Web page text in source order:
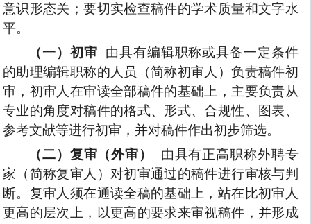
意识形态关；要切实检查稿件的学术质量和文字水
平。
（一）初审
由具有编辑职称或具备一定条件
的助理编辑职称的人员（简称初审人）负责稿件初
审，初审人在审读全部稿件的基础上，主要负责从
专业的角度对稿件的格式、形式、合规性、图表、
参考文献等进行初审，并对稿件作出初步筛选。
（二）复审（外审）
由具有正高职称外聘专
家（简称复审人）对初审通过的稿件进行审核与判
断。复审人须在通读全稿的基础上，站在比初审人
更高的层次上，以更高的要求来审视稿件，并形成